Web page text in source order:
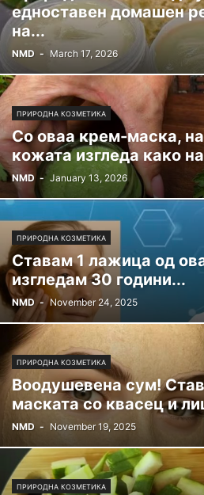
едноставен домашен
на...
NMD - March 17, 2026
ПРИРОДНА КОЗМЕТИКА
Со оваа крем-маска,
кожата изгледа како
NMD - January 13, 2026
ПРИРОДНА КОЗМЕТИКА
Ставам 1 лажица од
изгледам 30 години...
NMD - November 24, 2025
ПРИРОДНА КОЗМЕТИКА
Воодушевена сум!
маската со квасец и
NMD - November 19, 2025
ПРИРОДНА КОЗМЕТИКА